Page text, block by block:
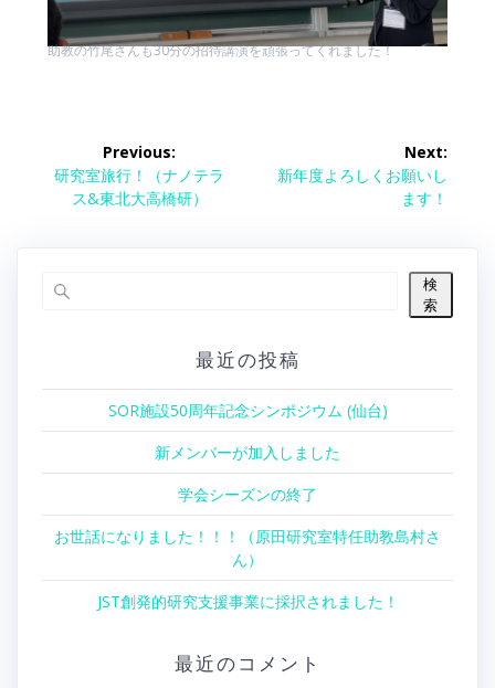
助教の竹尾さんも30分の招待講演を頑張ってくれました！
シ
ョ
ン
Previous:
Previous
post:
研究室旅行！（ナノテラ
ス&東北大高橋研）
Next:
Next
新年度よろしくお願いし
ます！
検
索
最近の投稿
SOR施設50周年記念シンポジウム (仙台)
新メンバーが加入しました
学会シーズンの終了
お世話になりました！！！（原田研究室特任助教島村さ
ん）
JST創発的研究支援事業に採択されました！
最近のコメント